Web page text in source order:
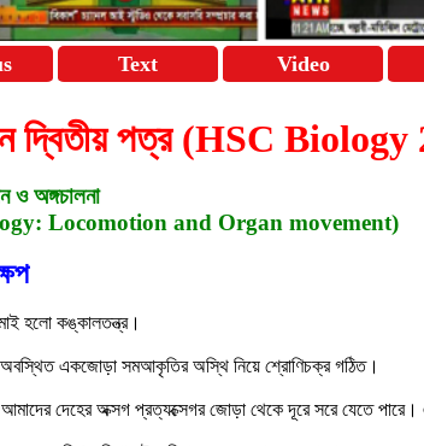
Text Video
দ্বিতীয় পত্র (HSC
ও অঙ্গচালনা
Locomotion and Organ movement)
হলো কঙ্কালতন্ত্র।
অবস্থিত একজোড়া সমআকৃতির অস্থি নিয়ে শ্রোণিচক্র গঠিত।
দেহের অক্সগ প্রত্যক্সেগর জোড়া থেকে দূরে সরে যেতে